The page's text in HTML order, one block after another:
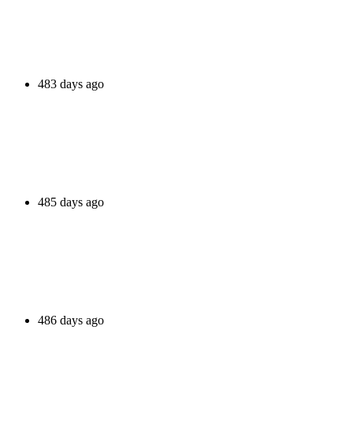
483 days ago
485 days ago
486 days ago